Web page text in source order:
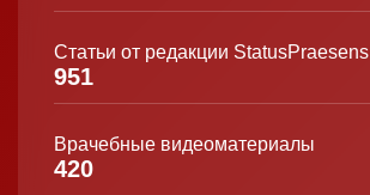
Статьи от редакции StatusPraesens
951
Врачебные видеоматериалы
420